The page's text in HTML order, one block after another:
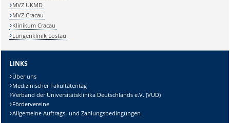
MVZ UKMD
MVZ Cracau
Klinikum Cracau
Lungenklinik Lostau
LINKS
Über uns
Medizinischer Fakultätentag
Verband der Universitätsklinika Deutschlands e.V. (VUD)
Fördervereine
Allgemeine Auftrags- und Zahlungsbedingungen